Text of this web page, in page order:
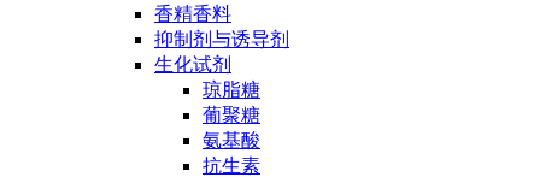
香精香料
抑制剂与诱导剂
生化试剂
琼脂糖
葡聚糖
氨基酸
抗生素